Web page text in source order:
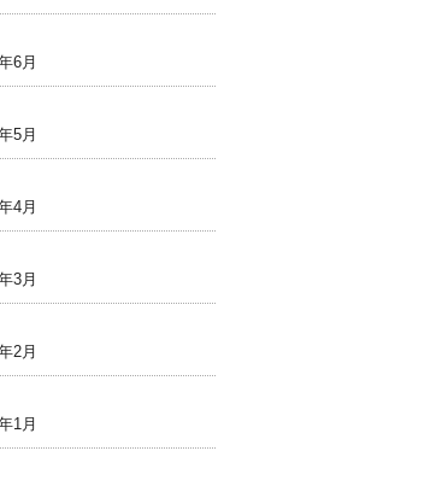
6月
5月
4月
3月
2月
1月